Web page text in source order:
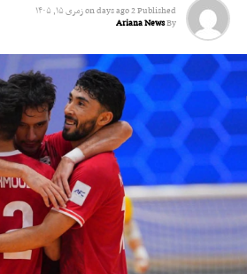
او دې لوبډلې په چټکۍ خپلې ویکټې له لاسه ورکړې.
د دواړو لوبډلو ترمنځ درېیمه یو ورځنۍ لوبه به د
بلفاسټ ښار کې ترسره شي.
دا لوبه هم له آریانا ټلوېزیون څخه پخپل وخت
Published
2 days ago
onزمری ۱۵, ۱۴۰۵
By
Ariana News